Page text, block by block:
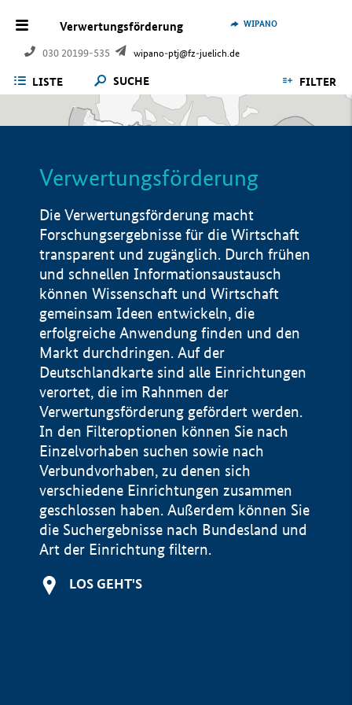
Verwertungsförderung
030 20199-535 wipano-ptj@fz-juelich.de
WIPANO
LISTE SUCHE FILTER
Verwertungsförderung
Die Verwertungsförderung macht
Forschungsergebnisse für die Wirtschaft
transparent und zugänglich. Durch frühen
und schnellen Informationsaustausch
können Wissenschaft und Wirtschaft
gemeinsam Ideen entwickeln, die
erfolgreiche Anwendung finden und den
Markt durchdringen. Auf der
Deutschlandkarte sind alle Einrichtungen
verortet, die im Rahnmen der
Verwertungsförderung gefördert werden.
In den Filteroptionen können Sie nach
Einzelvorhaben suchen sowie nach
Verbundvorhaben, zu denen sich
verschiedene Einrichtungen zusammen
geschlossen haben. Außerdem können Sie
die Suchergebnisse nach Bundesland und
Art der Einrichtung filtern.
LOS GEHT'S